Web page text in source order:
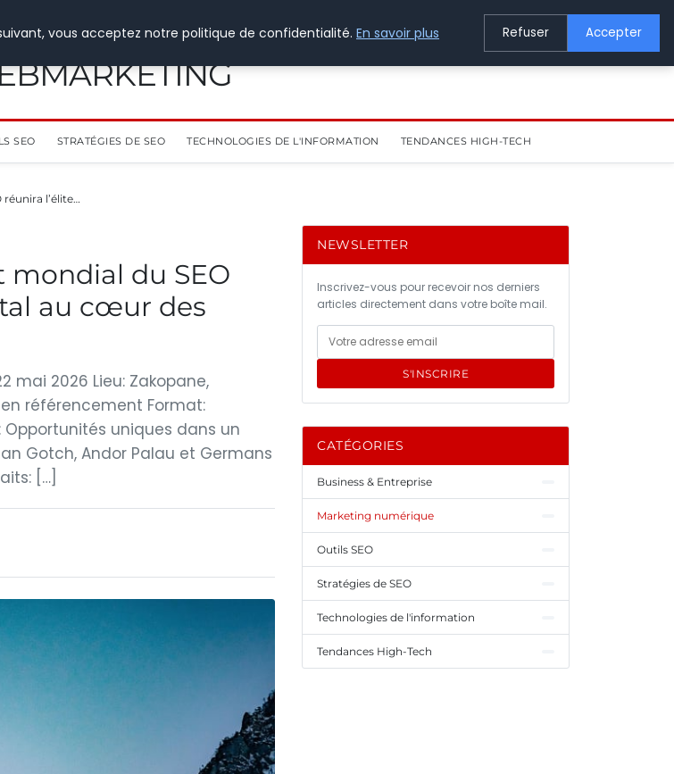
SEO STRATÉGIES DE SEO TECHNOLOGIES DE L'INFORMATION TENDANCES HIGH-TECH
l’élite…
mondial du SEO
au cœur des
mai 2026 Lieu: Zakopane,
référencement Format:
uniques dans un
Gotch, Andor Palau et Germans
[…]
NEWSLETTER
Inscrivez-vous pour recevoir nos derniers
articles directement dans votre boîte mail.
S'INSCRIRE
CATÉGORIES
Business & Entreprise
Marketing numérique
Outils SEO
Stratégies de SEO
Technologies de l'information
Tendances High-Tech
vous acceptez notre politique de confidentialité. En savoir plus Refuser Accepter